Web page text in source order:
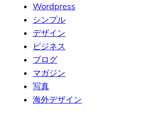
Wordpress
シンプル
デザイン
ビジネス
ブログ
マガジン
写真
海外デザイン